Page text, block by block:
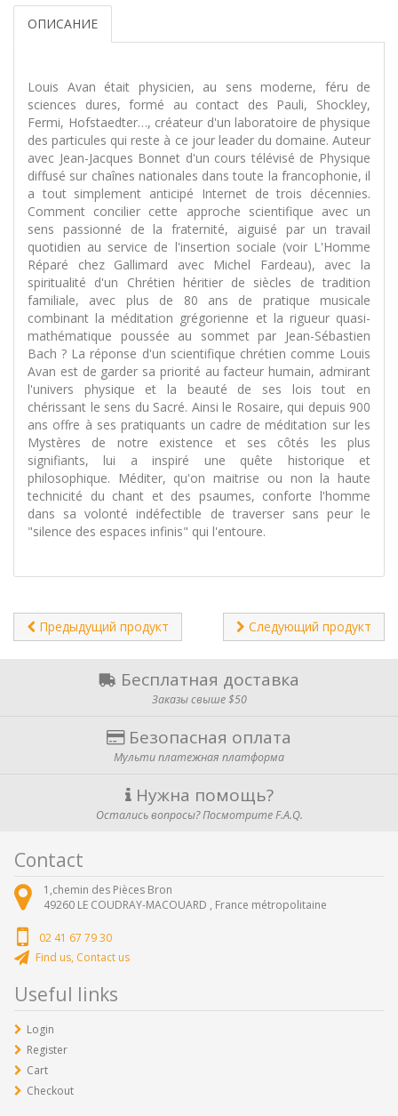
ОПИСАНИЕ
Louis Avan était physicien, au sens moderne, féru de
sciences dures, formé au contact des Pauli, Shockley,
Fermi, Hofstaedter…, créateur d'un laboratoire de physique
des particules qui reste à ce jour leader du domaine. Auteur
avec Jean-Jacques Bonnet d'un cours télévisé de Physique
diffusé sur chaînes nationales dans toute la francophonie, il
a tout simplement anticipé Internet de trois décennies.
Comment concilier cette approche scientifique avec un
sens passionné de la fraternité, aiguisé par un travail
quotidien au service de l'insertion sociale (voir L'Homme
Réparé chez Gallimard avec Michel Fardeau), avec la
spiritualité d'un Chrétien héritier de siècles de tradition
familiale, avec plus de 80 ans de pratique musicale
combinant la méditation grégorienne et la rigueur quasi-
mathématique poussée au sommet par Jean-Sébastien
Bach ? La réponse d'un scientifique chrétien comme Louis
Avan est de garder sa priorité au facteur humain, admirant
l'univers physique et la beauté de ses lois tout en
chérissant le sens du Sacré. Ainsi le Rosaire, qui depuis 900
ans offre à ses pratiquants un cadre de méditation sur les
Mystères de notre existence et ses côtés les plus
signifiants, lui a inspiré une quête historique et
philosophique. Méditer, qu'on maitrise ou non la haute
technicité du chant et des psaumes, conforte l'homme
dans sa volonté indéfectible de traverser sans peur le
"silence des espaces infinis" qui l'entoure.
Предыдущий продукт Следующий продукт
Бесплатная доставка
Заказы свыше $50
Безопасная оплата
Мульти платежная платформа
Нужна помощь?
Остались вопросы? Посмотрите F.A.Q.
Contact
1,chemin des Pièces Bron
49260 LE COUDRAY-MACOUARD , France métropolitaine
02 41 67 79 30
Find us, Contact us
Useful links
Login
Register
Cart
Checkout